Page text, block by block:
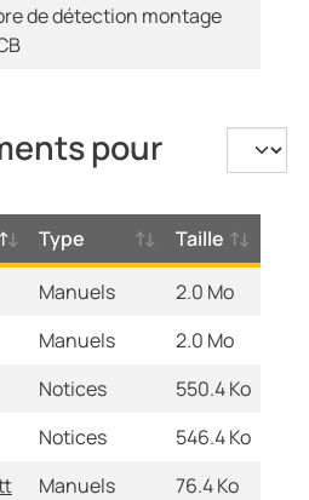
de détection montage
pour
Type
Taille
Manuels
2.0 Mo
Manuels
2.0 Mo
Notices
550.4 Ko
Notices
546.4 Ko
Manuels
76.4 Ko